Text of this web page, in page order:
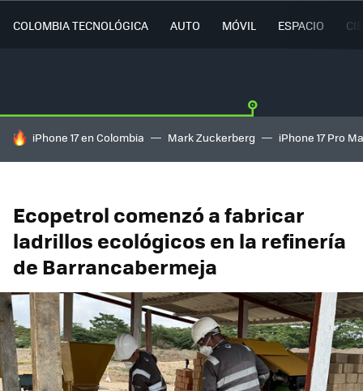
COLOMBIA TECNOLÓGICA AUTO MÓVIL ESPACIO
HOY SE HABLA DE
iPhone 17 en Colombia Mark Zuckerberg iPhone 17 Pro
Ecopetrol comenzó a fabricar
ladrillos ecológicos en la refinería
de Barrancabermeja